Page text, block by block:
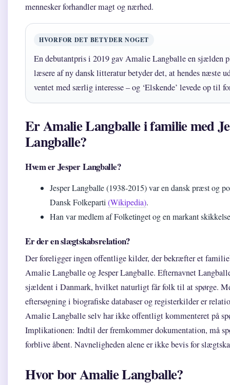
mennesker forhandler magt og nærhed.
HVORFOR DET BETYDER NOGET
En debutantpris i 2019 gav Amalie Langballe en sjælden
læsere af ny dansk litteratur betyder det, at hendes næste
ventet med særlig interesse – og ‘Elskende’ levede op til
Er Amalie Langballe i familie med
Langballe?
Hvem er Jesper Langballe?
Jesper Langballe (1938-2015) var en dansk præst og
Dansk Folkeparti (Wikipedia).
Han var medlem af Folketinget og en markant
Er der en slægtskabsrelation?
Der foreligger ingen offentlige kilder, der bekræfter et
Amalie Langballe og Jesper Langballe. Efternavnet
sjældent i Danmark, hvilket naturligt får folk til at spørge.
eftersøgning i biografiske databaser og registerkilder er
Amalie Langballe selv har ikke offentligt kommenteret på
Implikationen: Indtil der fremkommer dokumentation, må
forblive åbent. Navneligheden alene er ikke bevis for
Hvor bor Amalie Langballe?